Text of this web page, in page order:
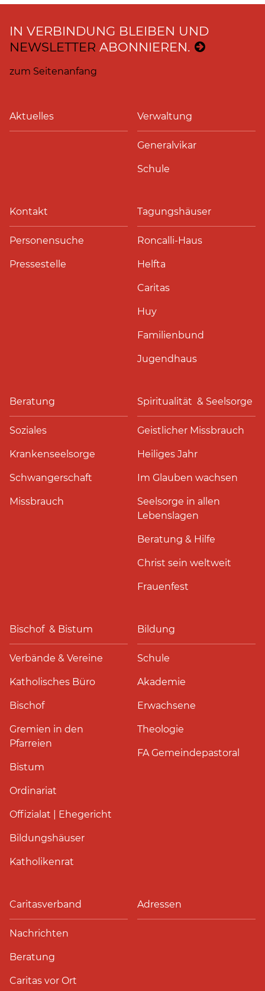
IN VERBINDUNG BLEIBEN UND
NEWSLETTER ABONNIEREN.
zum Seitenanfang
Aktuelles Verwaltung
Generalvikar
Schule
Kontakt
Personensuche
Pressestelle
Tagungshäuser
Roncalli-Haus
Helfta
Caritas
Huy
Familienbund
Jugendhaus
Beratung
Soziales
Krankenseelsorge
Schwangerschaft
Missbrauch
Spiritualität & Seelsorge
Geistlicher Missbrauch
Heiliges Jahr
Im Glauben wachsen
Seelsorge in allen
Lebenslagen
Beratung & Hilfe
Christ sein weltweit
Frauenfest
Bischof & Bistum
Verbände & Vereine
Katholisches Büro
Bischof
Gremien in den
Pfarreien
Bistum
Ordinariat
Offizialat | Ehegericht
Bildungshäuser
Katholikenrat
Bildung
Schule
Akademie
Erwachsene
Theologie
FA Gemeindepastoral
Caritasverband
Nachrichten
Beratung
Caritas vor Ort
Adressen